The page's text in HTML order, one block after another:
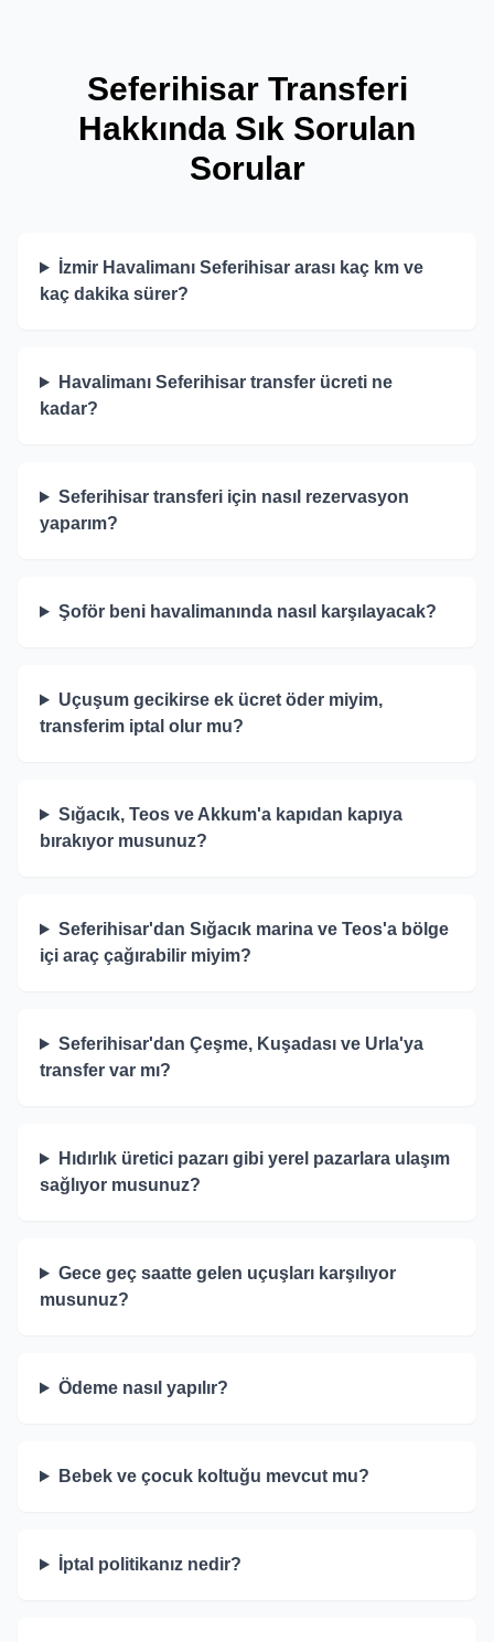
Seferihisar Transferi
Hakkında Sık Sorulan
Sorular
İzmir Havalimanı Seferihisar arası kaç km ve
kaç dakika sürer?
Havalimanı Seferihisar transfer ücreti ne
kadar?
Seferihisar transferi için nasıl rezervasyon
yaparım?
Şoför beni havalimanında nasıl karşılayacak?
Uçuşum gecikirse ek ücret öder miyim,
transferim iptal olur mu?
Sığacık, Teos ve Akkum'a kapıdan kapıya
bırakıyor musunuz?
Seferihisar'dan Sığacık marina ve Teos'a bölge
içi araç çağırabilir miyim?
Seferihisar'dan Çeşme, Kuşadası ve Urla'ya
transfer var mı?
Hıdırlık üretici pazarı gibi yerel pazarlara ulaşım
sağlıyor musunuz?
Gece geç saatte gelen uçuşları karşılıyor
musunuz?
Ödeme nasıl yapılır?
Bebek ve çocuk koltuğu mevcut mu?
İptal politikanız nedir?